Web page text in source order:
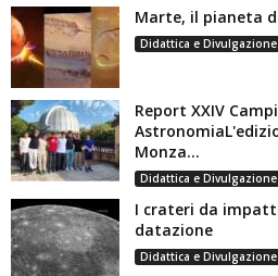
Marte, il pianeta
Didattica e Divulgazione
Report XXIV
Monza...
Didattica e Divulgazione
I crateri da
datazione
Didattica e Divulgazione